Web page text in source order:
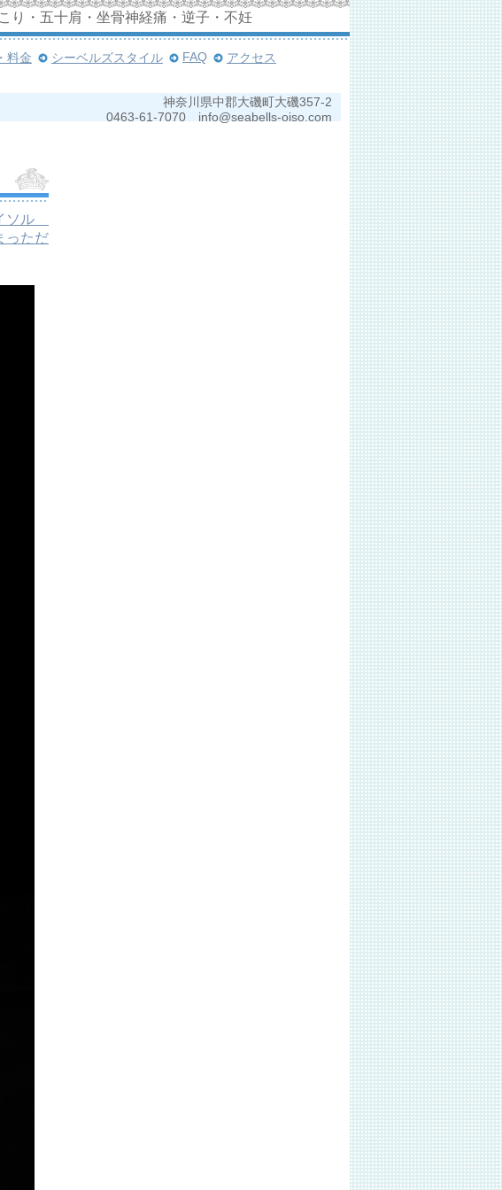
り・五十肩・坐骨神経痛・逆子・不妊
神奈川県中郡大磯町大磯357-2
0463-61-7070 info@seabells-oiso.com
料金 シーベルズスタイル FAQ
アクセス
ソル
っただ